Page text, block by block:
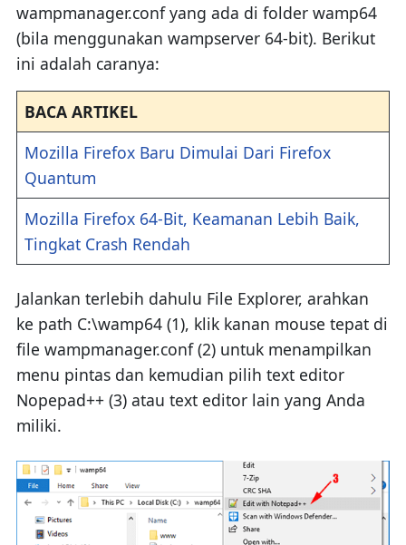
wampmanager.conf yang ada di folder wamp64
(bila menggunakan wampserver 64-bit). Berikut
ini adalah caranya:
BACA ARTIKEL
Mozilla Firefox Baru Dimulai Dari Firefox
Quantum
Mozilla Firefox 64-Bit, Keamanan Lebih Baik,
Tingkat Crash Rendah
Jalankan terlebih dahulu File Explorer, arahkan
ke path C:\wamp64 (1), klik kanan mouse tepat di
file wampmanager.conf (2) untuk menampilkan
menu pintas dan kemudian pilih text editor
Nopepad++ (3) atau text editor lain yang Anda
miliki.